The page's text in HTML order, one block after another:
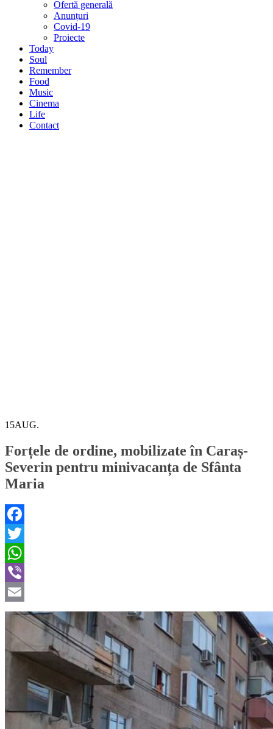
Ofertă generală
Anunțuri
Covid-19
Proiecte
Today
Soul
Remember
Food
Music
Cinema
Life
Contact
15AUG.
Forțele de ordine, mobilizate în Caraș-
Severin pentru minivacanța de Sfânta
Maria
Facebook
Twitter
WhatsApp
Viber
Email